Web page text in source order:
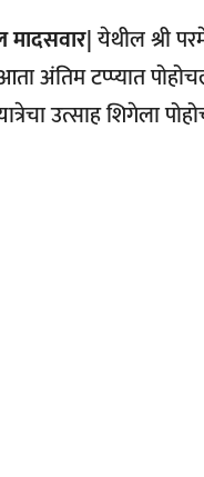
मादसवार|येथील श्री
आता अंतिम टप्प्यात
उत्साह शिगेला